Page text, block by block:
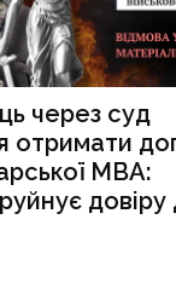
через суд
отримати
МВА: